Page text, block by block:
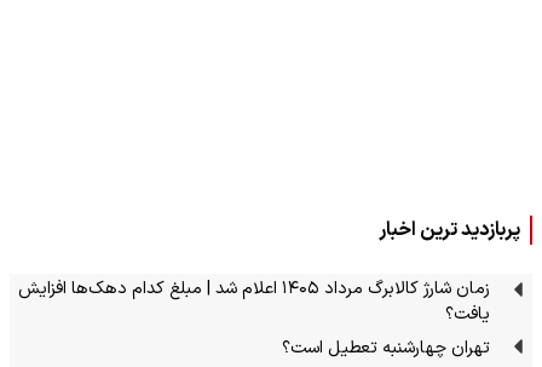
پربازدید ترین اخبار
زمان شارژ کالابرگ مرداد ۱۴۰۵ اعلام شد | مبلغ کدام دهک‌ها افزایش
یافت؟
تهران چهارشنبه تعطیل است؟